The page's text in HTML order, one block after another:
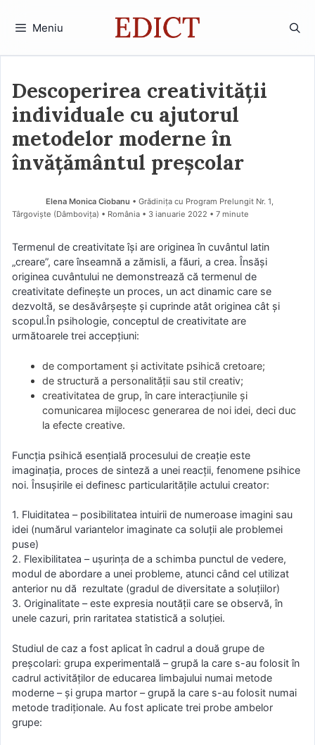
Meniu
Descoperirea creativității
individuale cu ajutorul
metodelor moderne în
învățământul preșcolar
Elena Monica Ciobanu • Grădinița cu Program Prelungit Nr. 1,
Târgoviște (Dâmboviţa) • România
3 ianuarie 2022 • 7 minute
Termenul de creativitate îşi are originea în cuvântul latin
„creare”, care înseamnă a zămisli, a făuri, a crea. Însăși
originea cuvântului ne demonstrează că termenul de
creativitate definește un proces, un act dinamic care se
dezvoltă, se desăvârșește şi cuprinde atât originea cât şi
scopul.În psihologie, conceptul de creativitate are
următoarele trei accepţiuni:
de comportament şi activitate psihică cretoare;
de structură a personalităţii sau stil creativ;
creativitatea de grup, în care interacţiunile şi
comunicarea mijlocesc generarea de noi idei, deci duc
la efecte creative.
Funcţia psihică esenţială procesului de creaţie este
imaginaţia, proces de sinteză a unei reacţii, fenomene psihice
noi. Însuşirile ei definesc particularităţile actului creator:
1. Fluiditatea – posibilitatea intuirii de numeroase imagini sau
idei (numărul variantelor imaginate ca soluţii ale problemei
puse)
2. Flexibilitatea – uşurinţa de a schimba punctul de vedere,
modul de abordare a unei probleme, atunci când cel utilizat
anterior nu dă rezultate (gradul de diversitate a soluţiilor)
3. Originalitate – este expresia noutăţii care se observă, în
unele cazuri, prin raritatea statistică a soluţiei.
Studiul de caz a fost aplicat în cadrul a două grupe de
preşcolari: grupa experimentală – grupă la care s-au folosit în
cadrul activităţilor de educarea limbajului numai metode
moderne – şi grupa martor – grupă la care s-au folosit numai
metode tradiţionale. Au fost aplicate trei probe ambelor
grupe: